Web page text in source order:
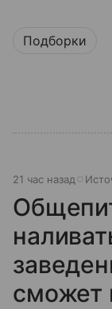
Подборки
21 час назад
сможет